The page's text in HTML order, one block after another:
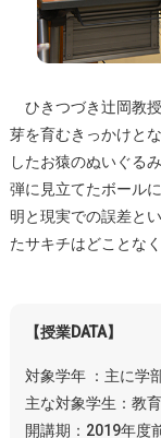
ひきつづき辻岡教
芽を育むきっかけと
したお猿のぬいぐる
弾に見立てたボール
明と現実での誤差と
たサキチはどことな
【授業DATA】
対象学年 ：主に学
主な対象学生：教
開講期：2019年度